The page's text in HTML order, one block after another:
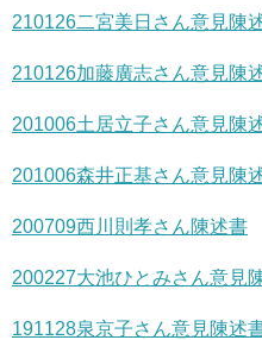
210126二宮美日さん意見陳
210126加藤廣志さん意見陳
201006土居立子さん意見陳
201006森井正基さん意見陳
200709西川則孝さん陳述書
200227大池ひとみさん意見
191128泉京子さん意見陳述